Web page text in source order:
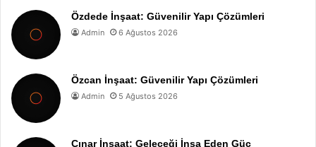
Özdede İnşaat: Güvenilir Yapı Çözümleri
Admin 6 Ağustos 2026
Özcan İnşaat: Güvenilir Yapı Çözümleri
Admin 5 Ağustos 2026
Çınar İnşaat: Geleceği İnşa Eden Güç